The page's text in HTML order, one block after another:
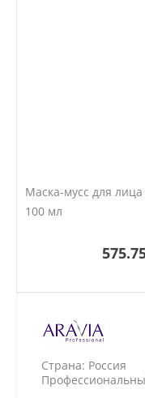
Маска-мусс для
100 мл
Страна: Россия